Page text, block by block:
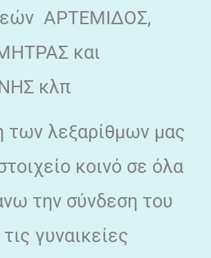
ΑΡΤΕΜΙΔΟΣ,
και
κλπ
των λεξαρίθμων μας
κοινό σε όλα
την σύνδεση του
γυναικείες